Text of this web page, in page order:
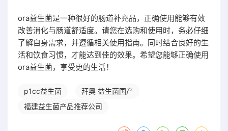
ora益生菌是一种很好的肠道补充品，正确使用能够有效
改善消化与肠道舒适度。请您在选购和使用时，务必仔细
了解自身需求，并遵循相关使用指南。同时结合良好的生
活和饮食习惯，才能达到佳的效果。希望您能够正确使用
ora益生菌，享受更的生活！
p1cc益生菌
拜奥 益生菌国产
福建益生菌产品推荐公司